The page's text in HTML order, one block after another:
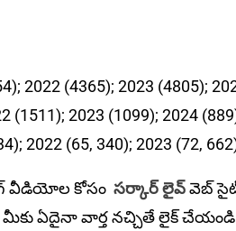
2022 (4365); 2023 (4805);
(1511); 2023 (1099); 2024
2022 (65, 340); 2023 (72,
వీడియోల కోసం సర్కార్ లైవ్వెబ్
ఏదైనా వార్త నచ్చితే లైక్